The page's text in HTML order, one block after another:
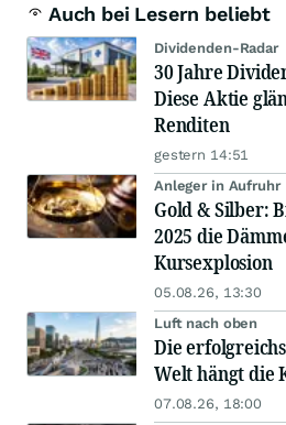
Auch bei Lesern beliebt
Dividenden-Radar
30 Jahre
Diese Aktie
Renditen
gestern 14:51
Anleger in Aufruhr
Gold & Silber:
2025 die
Kursexplosion
05.08.26, 13:30
Luft nach oben
Die
Welt hängt die
07.08.26, 18:00